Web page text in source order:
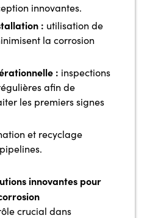
innovantes.
: utilisation de
la corrosion
: inspections
afin de
les premiers signes
et recyclage
innovantes pour
crucial dans